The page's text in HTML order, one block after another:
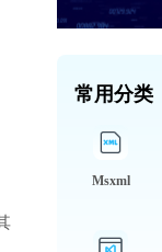
常用分类
Msxml